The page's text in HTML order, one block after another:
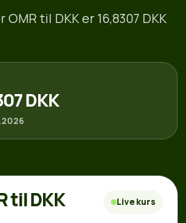
til DKK er 16,8307 DKK
DKK
til DKK Live kurs